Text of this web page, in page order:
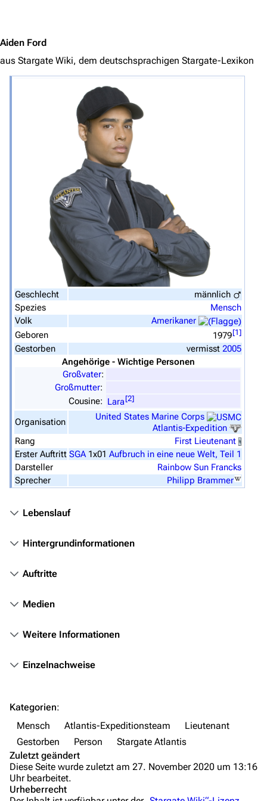
3638 2133 346.354
Navigation
Hauptseite
Zufälliger Artikel
Datei hochladen
Filme und Serien
Überblick
Stargate Atlantis
Stargate Universe
Stargate Infinity
Stargate-Romane
Personen
Fanprojekte
Kommerzielles
Aiden Ford
aus Stargate Wiki, dem deutschsprachigen Stargate-Lexikon
Geschlecht
männlich
Spezies
Mensch
Volk
Amerikaner
Geboren
1979[1]
Gestorben vermisst 2005
Angehörige - Wichtige Personen
Großvater:
Großmutter:
Cousine: Lara[2]
Organisation
United States Marine Corps
Atlantis-Expedition
Rang
First Lieutenant
Erster Auftritt SGA 1x01 Aufbruch in eine neue Welt, Teil 1
Darsteller
Rainbow Sun Francks
Sprecher
Philipp Brammer
Lebenslauf
Hintergrundinformationen
Auftritte
Medien
Weitere Informationen
Einzelnachweise
Kategorien:
Mensch
Atlantis-Expeditionsteam
Lieutenant
Gestorben
Person
Stargate Atlantis
Zuletzt geändert
Diese Seite wurde zuletzt am 27. November 2020 um 13:16
Uhr bearbeitet.
Urheberrecht